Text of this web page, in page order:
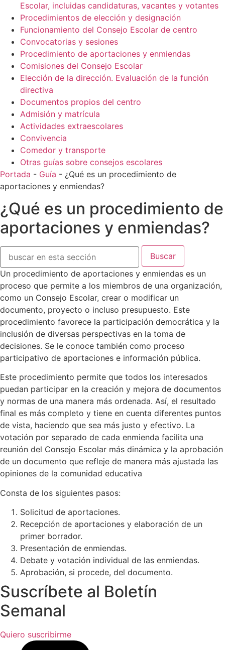
Escolar, incluidas candidaturas, vacantes y votantes
Procedimientos de elección y designación
Funcionamiento del Consejo Escolar de centro
Convocatorias y sesiones
Procedimiento de aportaciones y enmiendas
Comisiones del Consejo Escolar
Elección de la dirección. Evaluación de la función
directiva
Documentos propios del centro
Admisión y matrícula
Actividades extraescolares
Convivencia
Comedor y transporte
Otras guías sobre consejos escolares
Portada - Guía - ¿Qué es un procedimiento de
aportaciones y enmiendas?
¿Qué es un procedimiento de
aportaciones y enmiendas?
Buscar:
Un procedimiento de aportaciones y enmiendas es un
proceso que permite a los miembros de una organización,
como un Consejo Escolar, crear o modificar un
documento, proyecto o incluso presupuesto. Este
procedimiento favorece la participación democrática y la
inclusión de diversas perspectivas en la toma de
decisiones. Se le conoce también como proceso
participativo de aportaciones e información pública.
Este procedimiento permite que todos los interesados
puedan participar en la creación y mejora de documentos
y normas de una manera más ordenada. Así, el resultado
final es más completo y tiene en cuenta diferentes puntos
de vista, haciendo que sea más justo y efectivo. La
votación por separado de cada enmienda facilita una
reunión del Consejo Escolar más dinámica y la aprobación
de un documento que refleje de manera más ajustada las
opiniones de la comunidad educativa
Consta de los siguientes pasos:
Solicitud de aportaciones.
Recepción de aportaciones y elaboración de un
primer borrador.
Presentación de enmiendas.
Debate y votación individual de las enmiendas.
Aprobación, si procede, del documento.
Suscríbete al Boletín
Semanal
Quiero suscribirme